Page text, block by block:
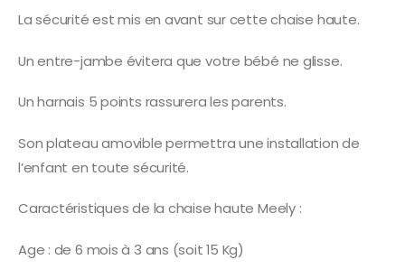
La sécurité est mis en avant sur cette chaise haute.
Un entre-jambe évitera que votre bébé ne glisse.
Un harnais 5 points rassurera les parents.
Son plateau amovible permettra une installation de
l’enfant en toute sécurité.
Caractéristiques de la chaise haute Meely :
Age : de 6 mois à 3 ans (soit 15 Kg)